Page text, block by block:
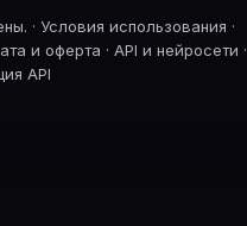
· Условия использования ·
и оферта · API и нейросети ·
API